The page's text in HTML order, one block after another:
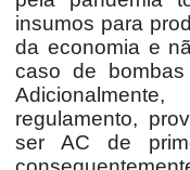
insumos para
da economia e
caso de bombas
regulamento,
ser AC de